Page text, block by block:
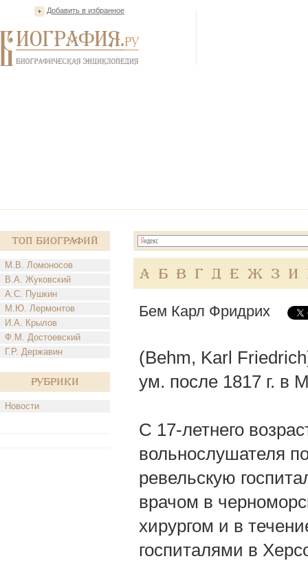
Добавить в избранное
Топ Биографий
М.В. Ломоносов
В.А. Жуковский
А.С. Пушкин
М.Ю. Лермонтов
И.А. Крылов
Ф.М. Достоевский
Г.Р. Державин
Рубрики
Новости
А Б В Г Д Е Ж З И
Бем Карл Фридрих
(Behm, Karl
ум. после 1817 г. в
С 17-летнего
вольнослушателя
ревельскую
врачом в
хирургом и в
госпиталями в